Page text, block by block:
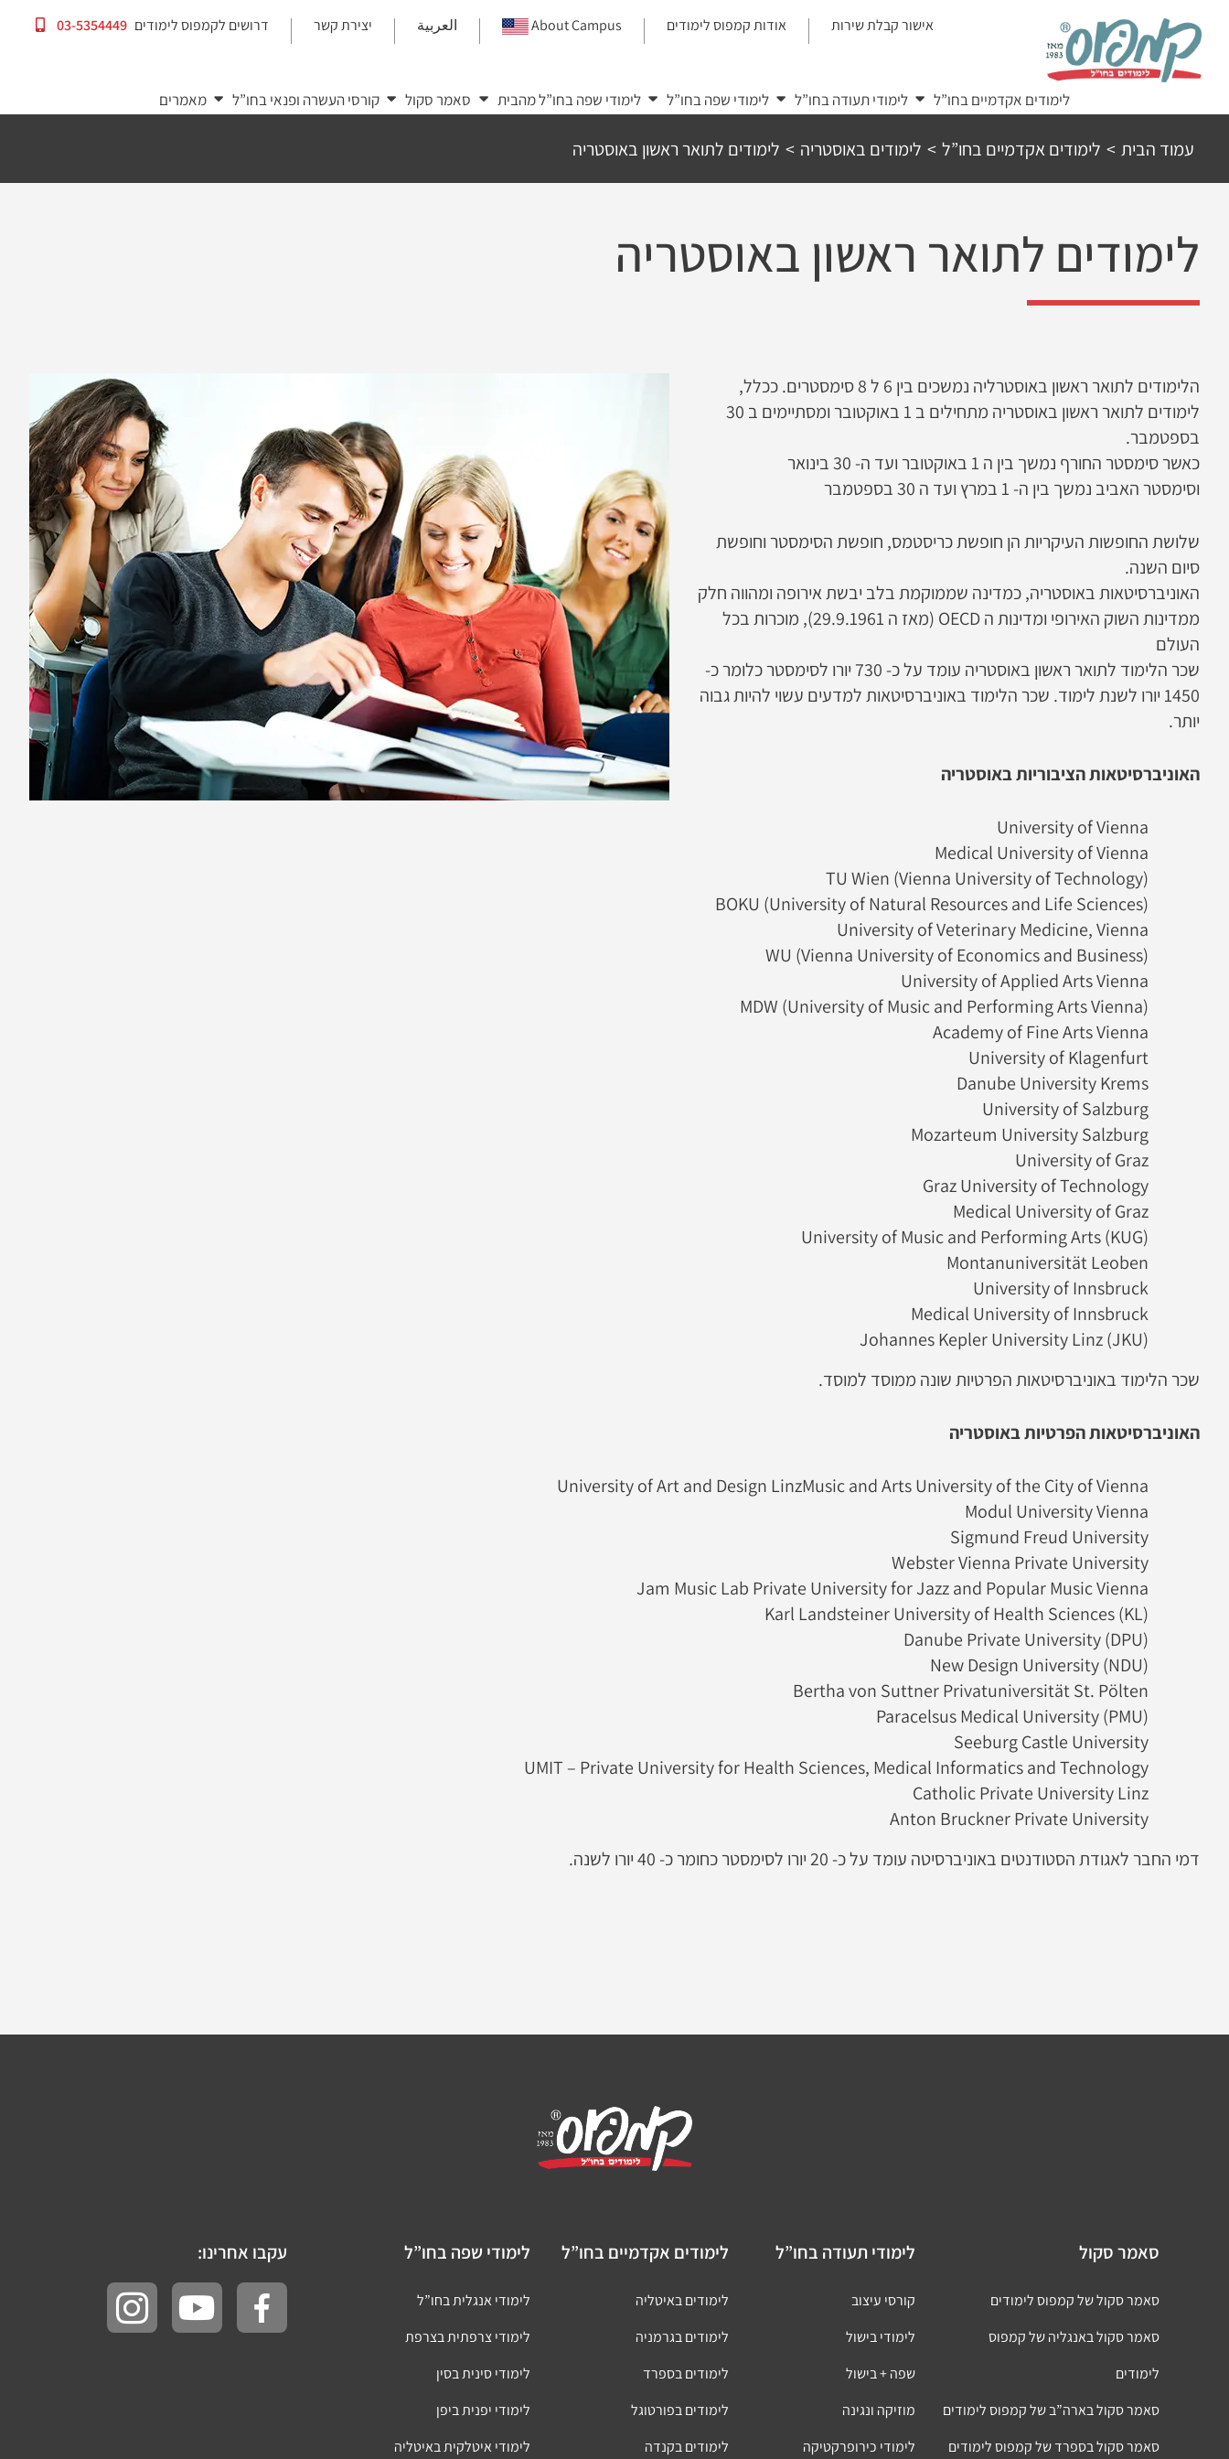
content
03-5354449 דרושים לקמפוס לימודים יצירת קשר العربية About Campus אודות קמפוס לימודים אישור קבלת שירות
לימודים אקדמיים בחו”ל לימודי תעודה בחו”ל לימודי שפה בחו”ל לימודי שפה בחו”ל מהבית סאמר סקול קורסי העשרה ופנאי בחו”ל מאמרים
עמוד הבית > לימודים אקדמיים בחו”ל > לימודים באוסטריה > לימודים לתואר ראשון באוסטריה
לימודים לתואר ראשון באוסטריה
הלימודים לתואר ראשון באוסטרליה נמשכים בין 6 ל 8 סימסטרים. ככלל,
לימודים לתואר ראשון באוסטריה מתחילים ב 1 באוקטובר ומסתיימים ב 30
בספטמבר.
כאשר סימסטר החורף נמשך בין ה 1 באוקטובר ועד ה- 30 בינואר
וסימסטר האביב נמשך בין ה- 1 במרץ ועד ה 30 בספטמבר
שלושת החופשות העיקריות הן חופשת כריסטמס, חופשת הסימסטר וחופשת
סיום השנה.
האוניברסיטאות באוסטריה, כמדינה שממוקמת בלב יבשת אירופה ומהווה חלק
ממדינות השוק האירופי ומדינות ה OECD (מאז ה 29.9.1961), מוכרות בכל
העולם
שכר הלימוד לתואר ראשון באוסטריה עומד על כ- 730 יורו לסימסטר כלומר כ-
1450 יורו לשנת לימוד. שכר הלימוד באוניברסיטאות למדעים עשוי להיות גבוה
יותר.
האוניברסיטאות הציבוריות באוסטריה
University of Vienna
Medical University of Vienna
TU Wien (Vienna University of Technology)
BOKU (University of Natural Resources and Life Sciences)
University of Veterinary Medicine, Vienna
WU (Vienna University of Economics and Business)
University of Applied Arts Vienna
MDW (University of Music and Performing Arts Vienna)
Academy of Fine Arts Vienna
University of Klagenfurt
Danube University Krems
University of Salzburg
Mozarteum University Salzburg
University of Graz
Graz University of Technology
Medical University of Graz
University of Music and Performing Arts (KUG)
Montanuniversität Leoben
University of Innsbruck
Medical University of Innsbruck
Johannes Kepler University Linz (JKU)
שכר הלימוד באוניברסיטאות הפרטיות שונה ממוסד למוסד.
האוניברסיטאות הפרטיות באוסטריה
University of Art and Design LinzMusic and Arts University of the City of Vienna
Modul University Vienna
Sigmund Freud University
Webster Vienna Private University
Jam Music Lab Private University for Jazz and Popular Music Vienna
Karl Landsteiner University of Health Sciences (KL)
Danube Private University (DPU)
New Design University (NDU)
Bertha von Suttner Privatuniversität St. Pölten
Paracelsus Medical University (PMU)
Seeburg Castle University
UMIT – Private University for Health Sciences, Medical Informatics and Technology
Catholic Private University Linz
Anton Bruckner Private University
דמי החבר לאגודת הסטודנטים באוניברסיטה עומד על כ- 20 יורו לסימסטר כחומר כ- 40 יורו לשנה.
עקבו אחרינו: לימודי שפה בחו”ל
לימודי אנגלית בחו”ל
לימודי צרפתית בצרפת
לימודי סינית בסין
לימודי יפנית ביפן
לימודי איטלקית באיטליה
לימודים אקדמיים בחו”ל
לימודים באיטליה
לימודים בגרמניה
לימודים בספרד
לימודים בפורטוגל
לימודים בקנדה
לימודי תעודה בחו”ל
קורסי עיצוב
לימודי בישול
שפה + בישול
מוזיקה ונגינה
לימודי כירופרקטיקה
סאמר סקול
סאמר סקול של קמפוס לימודים
סאמר סקול באנגליה של קמפוס
לימודים
סאמר סקול בארה”ב של קמפוס לימודים
סאמר סקול בספרד של קמפוס לימודים